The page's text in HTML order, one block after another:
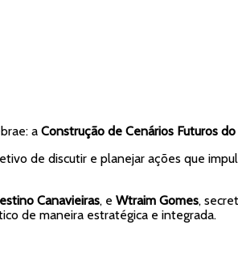
a Construção de Cenários Futuros
de discutir e planejar ações que
Canavieiras, e Wtraim Gomes,
de maneira estratégica e integrada.